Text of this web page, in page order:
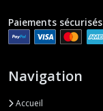
Paiements sécurisés
Navigation
Accueil